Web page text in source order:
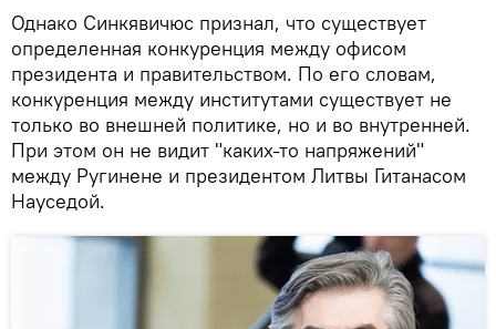
Однако Синкявичюс признал, что существует
определенная конкуренция между офисом
президента и правительством. По его словам,
конкуренция между институтами существует не
только во внешней политике, но и во внутренней.
При этом он не видит "каких-то напряжений"
между Ругинене и президентом Литвы Гитанасом
Науседой.